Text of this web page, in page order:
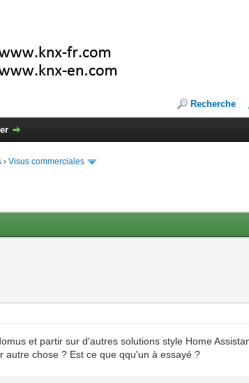
Recherche
›Visus commerciales
et partir sur d'autres solutions style Home
autre chose ? Est ce que qqu'un à essayé ?